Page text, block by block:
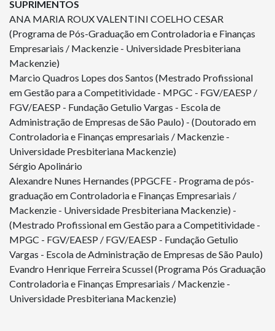
SUPRIMENTOS
ANA MARIA ROUX VALENTINI COELHO CESAR
(Programa de Pós-Graduação em Controladoria e Finanças
Empresariais / Mackenzie - Universidade Presbiteriana
Mackenzie)
Marcio Quadros Lopes dos Santos (Mestrado Profissional
em Gestão para a Competitividade - MPGC - FGV/EAESP /
FGV/EAESP - Fundação Getulio Vargas - Escola de
Administração de Empresas de São Paulo) - (Doutorado em
Controladoria e Finanças empresariais / Mackenzie -
Universidade Presbiteriana Mackenzie)
Sérgio Apolinário
Alexandre Nunes Hernandes (PPGCFE - Programa de pós-
graduação em Controladoria e Finanças Empresariais /
Mackenzie - Universidade Presbiteriana Mackenzie) -
(Mestrado Profissional em Gestão para a Competitividade -
MPGC - FGV/EAESP / FGV/EAESP - Fundação Getulio
Vargas - Escola de Administração de Empresas de São Paulo)
Evandro Henrique Ferreira Scussel (Programa Pós Graduação
Controladoria e Finanças Empresariais / Mackenzie -
Universidade Presbiteriana Mackenzie)